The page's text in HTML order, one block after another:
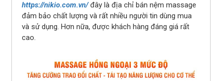
https://nikio.com.vn/đây là địa chỉ bán nệm massage
đảm bảo chất lượng và rất nhiều người tin dùng mua
và sử dụng. Hơn nữa, được khách hàng đáng giá rất
cao.